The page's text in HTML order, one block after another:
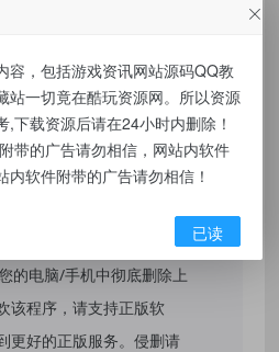
来自网络，版权争议与本
软件的文章仅限用于学习
上述内容用于商业或者非
后果请用户自负，我们不
无关，您必须在下载后的
的电脑/手机中彻底删除上
该程序，请支持正版软
更好的正版服务。侵删请
容，包括游戏资讯网站源码QQ教
站一切竟在酷玩资源网。所以资源
下载资源后请在24小时内删除！
带的广告请勿相信，网站内软件
软件附带的广告请勿相信！
已读